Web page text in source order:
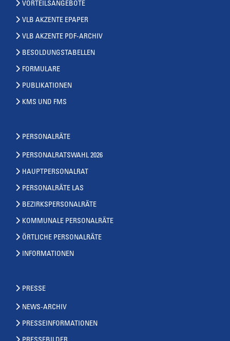
VORTEILSANGEBOTE
VLB AKZENTE EPAPER
VLB AKZENTE PDF-ARCHIV
BESOLDUNGSTABELLEN
FORMULARE
PUBLIKATIONEN
KMS UND FMS
PERSONALRÄTE
PERSONALRATSWAHL 2026
HAUPTPERSONALRAT
PERSONALRÄTE LAS
BEZIRKSPERSONALRÄTE
KOMMUNALE PERSONALRÄTE
ÖRTLICHE PERSONALRÄTE
INFORMATIONEN
PRESSE
NEWS-ARCHIV
PRESSEINFORMATIONEN